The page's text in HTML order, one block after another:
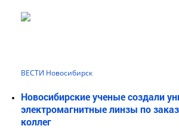
ВЕСТИ Новосибирск
Новосибирские ученые создали
электромагнитные линзы по
коллег